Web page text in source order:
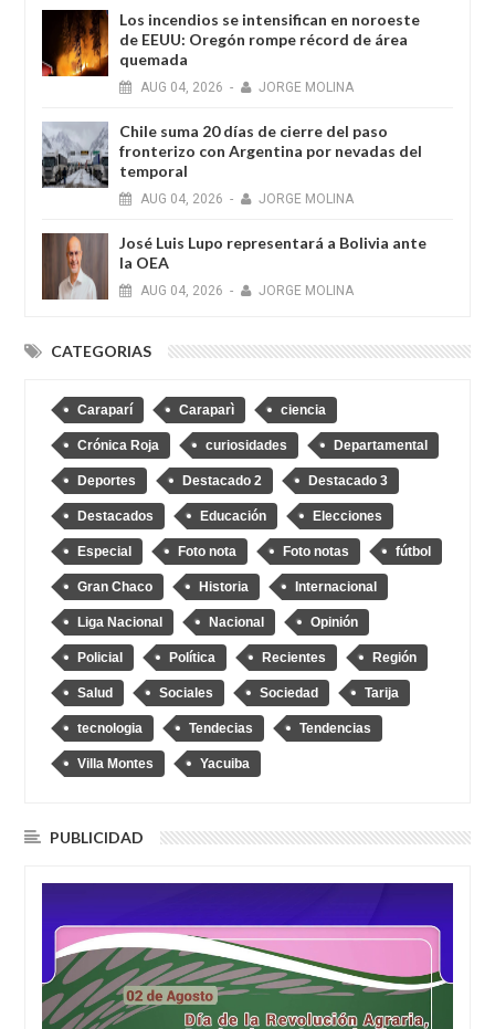
Los incendios se intensifican en noroeste
de EEUU: Oregón rompe récord de área
quemada
AUG 04, 2026 - JORGE MOLINA
Chile suma 20 días de cierre del paso
fronterizo con Argentina por nevadas del
temporal
AUG 04, 2026 - JORGE MOLINA
José Luis Lupo representará a Bolivia ante
la OEA
AUG 04, 2026 - JORGE MOLINA
CATEGORIAS
Caraparí Caraparì ciencia
Crónica Roja curiosidades Departamental
Deportes Destacado 2 Destacado 3
Destacados Educación Elecciones
Especial Foto nota Foto notas fútbol
Gran Chaco Historia Internacional
Liga Nacional Nacional Opinión
Policial Política Recientes Región
Salud Sociales Sociedad Tarija
tecnologia Tendecias Tendencias
Villa Montes Yacuiba
PUBLICIDAD